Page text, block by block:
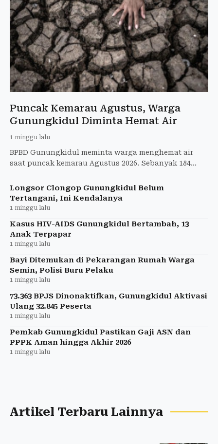
Puncak Kemarau Agustus, Warga
Gunungkidul Diminta Hemat Air
1 minggu lalu
BPBD Gunungkidul meminta warga menghemat air
saat puncak kemarau Agustus 2026. Sebanyak 184
terdampak kekeringan.
Longsor Clongop Gunungkidul Belum
Tertangani, Ini Kendalanya
1 minggu lalu
Kasus HIV-AIDS Gunungkidul Bertambah, 13
Anak Terpapar
1 minggu lalu
Bayi Ditemukan di Pekarangan Rumah Warga
Semin, Polisi Buru Pelaku
1 minggu lalu
73.363 BPJS Dinonaktifkan, Gunungkidul Aktivasi
Ulang 32.845 Peserta
1 minggu lalu
Pemkab Gunungkidul Pastikan Gaji ASN dan
PPPK Aman hingga Akhir 2026
1 minggu lalu
Artikel Terbaru Lainnya